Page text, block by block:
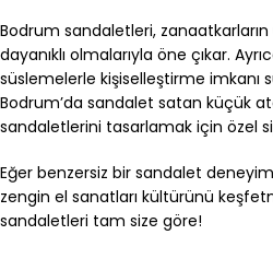
Bodrum sandaletleri, zanaatkarların
dayanıklı olmalarıyla öne çıkar.
süslemelerle kişiselleştirme imkanı
Bodrum’da sandalet satan küçük
sandaletlerini tasarlamak için özel
Eğer benzersiz bir sandalet
zengin el sanatları kültürünü
sandaletleri tam size göre!